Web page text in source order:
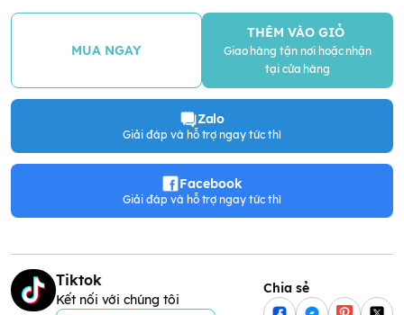
MUA NGAY
THÊM VÀO GIỎ
Giao hàng tận nơi hoặc nhận
tại cửa hàng
Zalo
Giải đáp và hỗ trợ ngay tức thì
Facebook
Giải đáp và hỗ trợ ngay tức thì
Tiktok
Kết nối với chúng tôi
Chia sẻ